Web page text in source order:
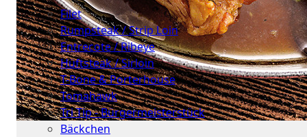
Filet
Rumpsteak / Strip Loin
Entrecote / Ribeye
Hüftsteak / Sirloin
T-Bone & Porterhouse
Tomahawk
Tri Tip - Bürgermeisterstück
Bäckchen